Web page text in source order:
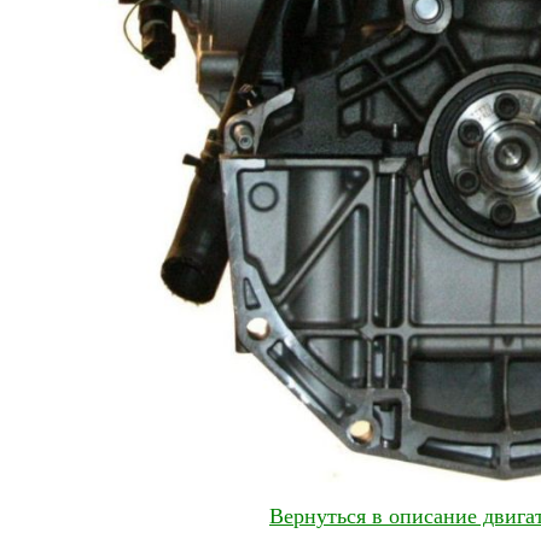
Вернуться в описание